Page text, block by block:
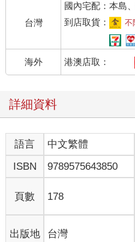
台灣
國內宅配：本島
到店取貨：
不
海外 港澳店取：
詳細資料
語言 中文繁體
ISBN
9789575643850
頁數 178
出版地 台灣